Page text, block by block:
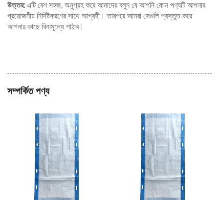
উত্তর: এটি বেশ সহজ, অনুগ্রহ করে আমাদের বলুন যে আপনি কোন পণ্যটি আপনার
প্রয়োজনীয় নির্দিষ্টকরণের সাথে আগ্রহী। তারপরে আমরা সেগুলি প্রস্তুত করে
আপনার কাছে বিনামূল্যে পাঠাব।
সম্পর্কিত পণ্য